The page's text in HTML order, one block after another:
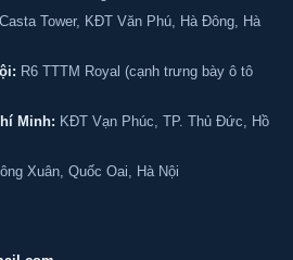
Tower, KĐT Văn Phú, Hà Đông, Hà
R6 TTTM Royal (cạnh trưng bày ô tô
Minh: KĐT Vạn Phúc, TP. Thủ Đức, Hồ
Xuân, Quốc Oai, Hà Nội